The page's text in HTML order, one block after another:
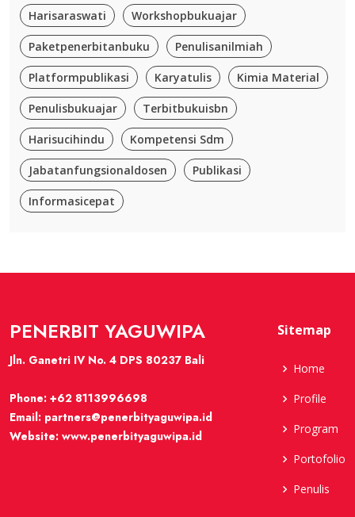
Harisaraswati Workshopbukuajar
Paketpenerbitanbuku Penulisanilmiah
Platformpublikasi Karyatulis Kimia Material
Penulisbukuajar Terbitbukuisbn
Harisucihindu Kompetensi Sdm
Jabatanfungsionaldosen Publikasi
Informasicepat
PENERBIT YAGUWIPA
Jln. Ganetri IV No. 4 DPS 80237 Bali
Phone: +62 8113996698
Email: partners@penerbityaguwipa.id
Website: www.penerbityaguwipa.id
Sitemap
Home
Profile
Program
Portofolio
Penulis